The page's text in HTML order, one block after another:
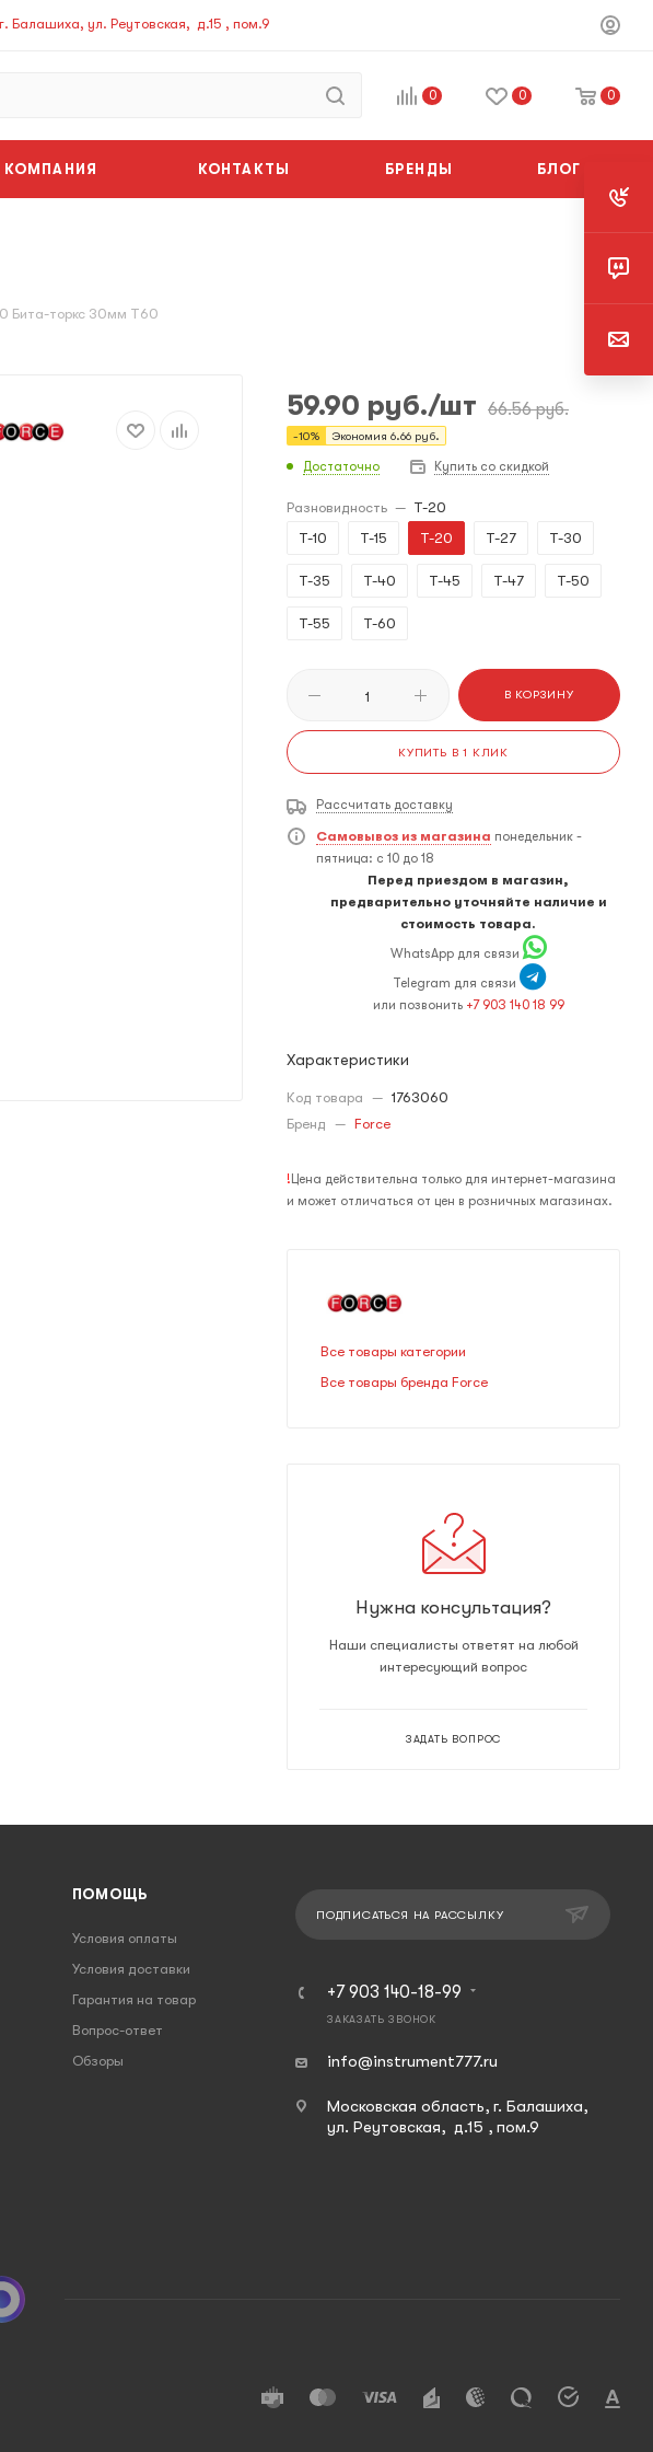
Балашиха, ул. Реутовская, д.15 , пом.9
0 0 0
КОМПАНИЯ КОНТАКТЫ БРЕНДЫ БЛОГ
Бита-торкс 30мм Т60
59.90 руб./шт 66.56руб.
-10% Экономия 6.66 руб.
Достаточно Купить со скидкой
Разновидность — T-20
T-10
T-15 T-20 T-27 T-30
T-35 T-40 T-45 T-47 T-50
T-55 T-60
В КОРЗИНУ
КУПИТЬ В 1 КЛИК
Рассчитать доставку
Самовывоз из магазина понедельник -
пятница: с 10 до 18
Перед приездом в магазин,
предварительно уточняйте наличие и
стоимость товара.
WhatsApp для связи
Telegram для связи
или позвонить +7 903 140 18 99
Характеристики
Код товара — 1763060
Бренд — Force
! Цена действительна только для интернет-магазина
и может отличаться от цен в розничных магазинах.
Все товары категории
Все товары бренда Force
Нужна консультация?
Наши специалисты ответят на любой
интересующий вопрос
ЗАДАТЬ ВОПРОС
ПОМОЩЬ
Условия оплаты
Условия доставки
Гарантия на товар
Вопрос-ответ
Обзоры
ПОДПИСАТЬСЯ НА РАССЫЛКУ
+7 903 140-18-99
ЗАКАЗАТЬ ЗВОНОК
info@instrument777.ru
Московская область, г. Балашиха,
ул. Реутовская, д.15 , пом.9